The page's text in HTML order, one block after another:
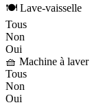
🍽️ Lave-vaisselle
Tous
Non
Oui
🧺 Machine à laver
Tous
Non
Oui